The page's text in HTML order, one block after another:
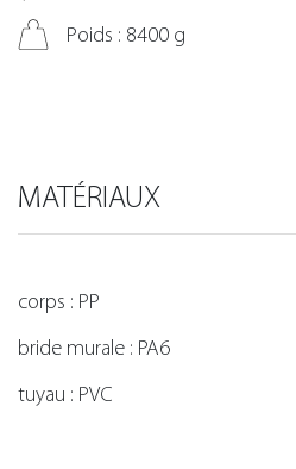
Poids : 8400 g
MATÉRIAUX
corps : PP
bride murale : PA6
tuyau : PVC